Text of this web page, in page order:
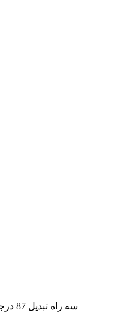
سه راه تبدیل 87 درجه پوش فیت پروتکت پلی ران